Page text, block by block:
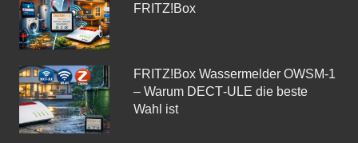
FRITZ!Box
FRITZ!Box Wassermelder OWSM-1
– Warum DECT‑ULE die beste
Wahl ist